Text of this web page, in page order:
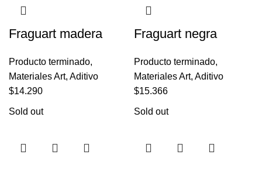
Fraguart madera
Producto terminado,
Materiales Art, Aditivo
$14.290
Fraguart negra
Producto terminado,
Materiales Art, Aditivo
$15.366
Sold out Sold out